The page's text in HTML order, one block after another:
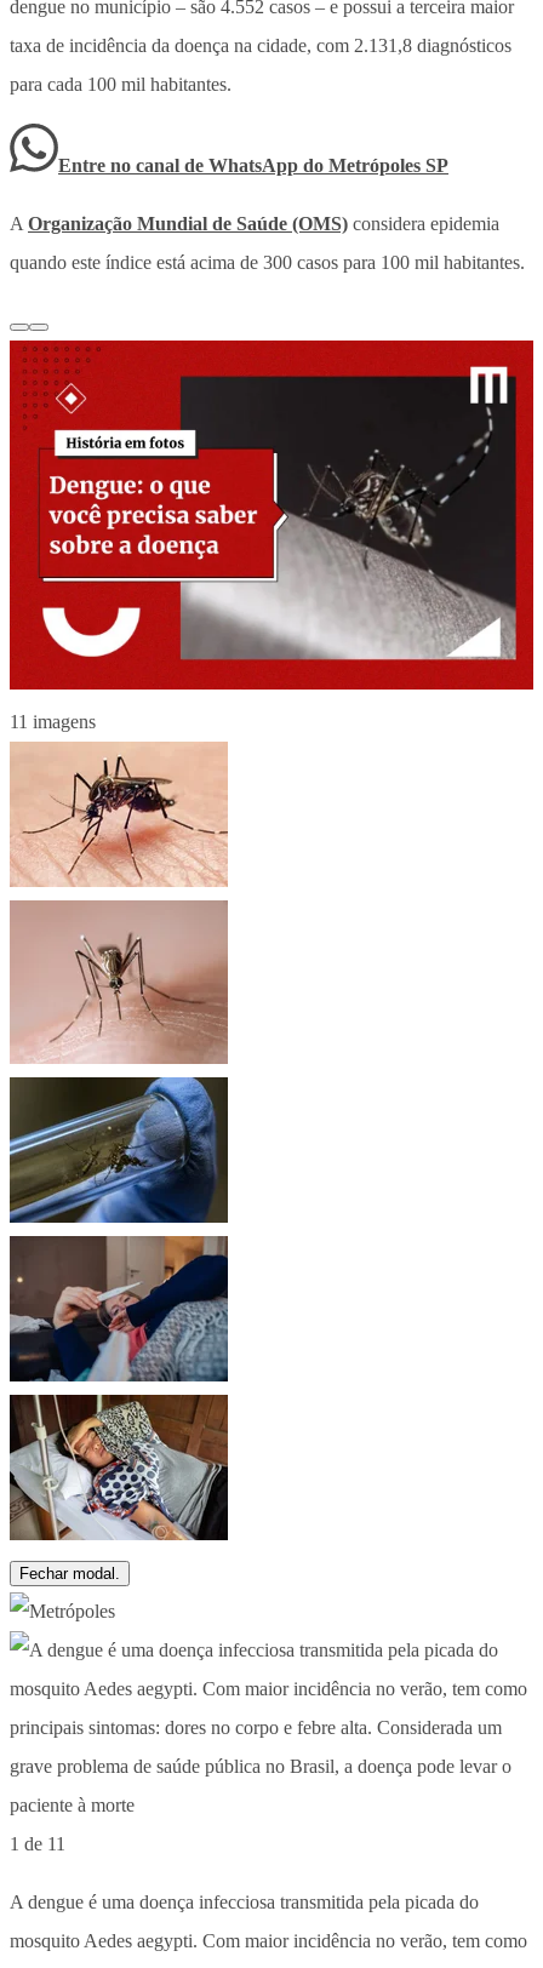
dengue no município – são 4.552 casos – e possui a terceira maior
taxa de incidência da doença na cidade, com 2.131,8 diagnósticos
para cada 100 mil habitantes.
Entre no canal de WhatsApp do Metrópoles SP
AOrganização Mundial de Saúde (OMS) considera epidemia
quando este índice está acima de 300 casos para 100 mil habitantes.
11 imagens
Fechar modal.
1 de 11
A dengue é uma doença infecciosa transmitida pela picada do
mosquito Aedes aegypti. Com maior incidência no verão, tem como